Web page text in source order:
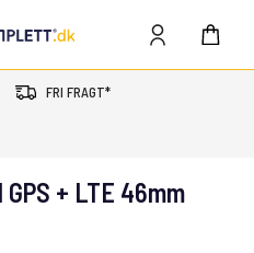
FRI FRAGT*
+ LTE 46mm